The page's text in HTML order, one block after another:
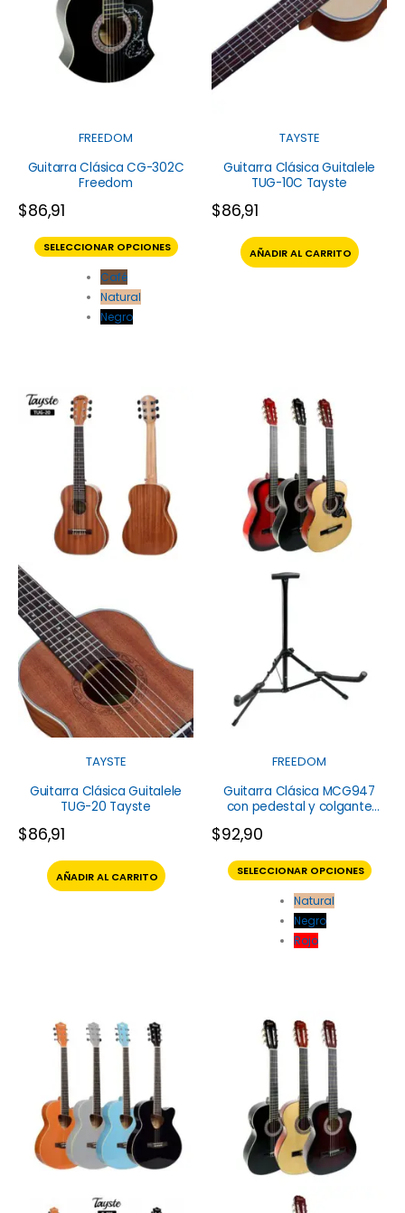
FREEDOM
Guitarra Clásica CG-302C
Freedom
$86,91
SELECCIONAR OPCIONES
Café
Natural
Negro
TAYSTE
Guitarra Clásica Guitalele
TUG-10C Tayste
$86,91
AÑADIR AL CARRITO
TAYSTE
Guitarra Clásica Guitalele
TUG-20 Tayste
$86,91
AÑADIR AL CARRITO
FREEDOM
Guitarra Clásica MCG947
con pedestal y colgante
$92,90
SELECCIONAR OPCIONES
Natural
Negro
Rojo